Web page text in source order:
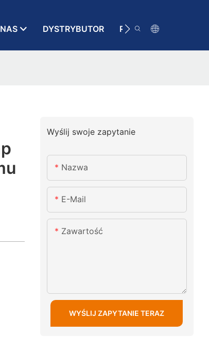
DYSTRYBUTOR RATUNEK
Wyślij swoje zapytanie
Nazwa
E-Mail
Zawartość
WYŚLIJ ZAPYTANIE TERAZ